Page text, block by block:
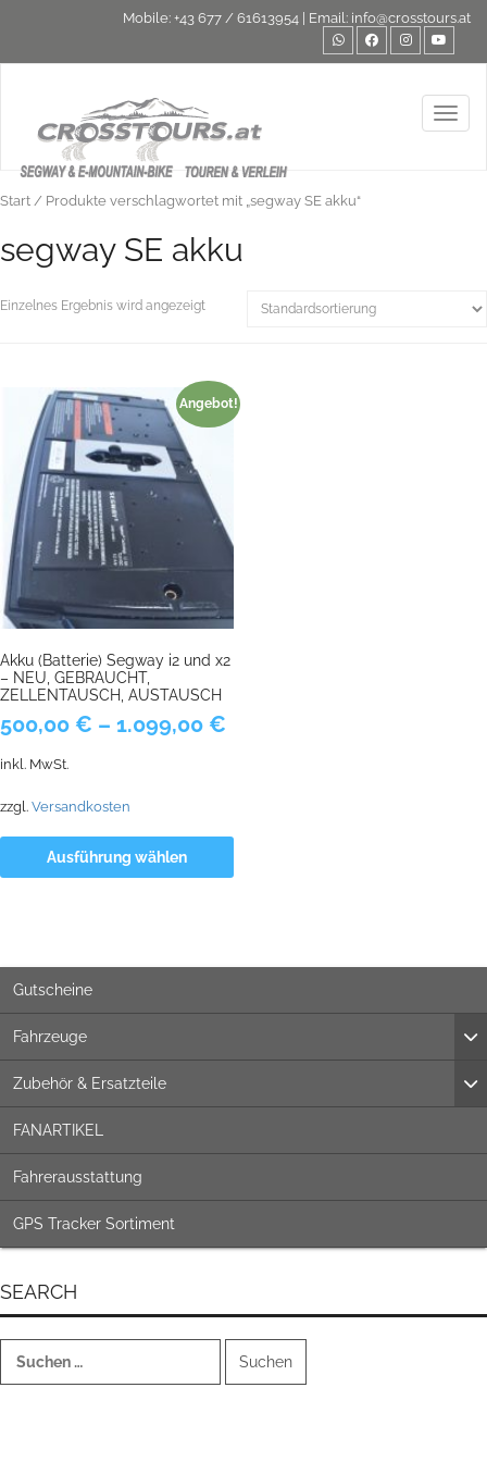
Mobile: +43 677 / 61613954 | Email: info@crosstours.at
Start / Produkte verschlagwortet mit „segway SE akku“
segway SE akku
Einzelnes Ergebnis wird angezeigt
Angebot!
Akku (Batterie) Segway i2 und x2
– NEU, GEBRAUCHT,
ZELLENTAUSCH, AUSTAUSCH
500,00 € – 1.099,00 €
inkl. MwSt.
zzgl. Versandkosten
Ausführung wählen
Gutscheine
Fahrzeuge
Zubehör & Ersatzteile
FANARTIKEL
Fahrerausstattung
GPS Tracker Sortiment
SEARCH
nach: